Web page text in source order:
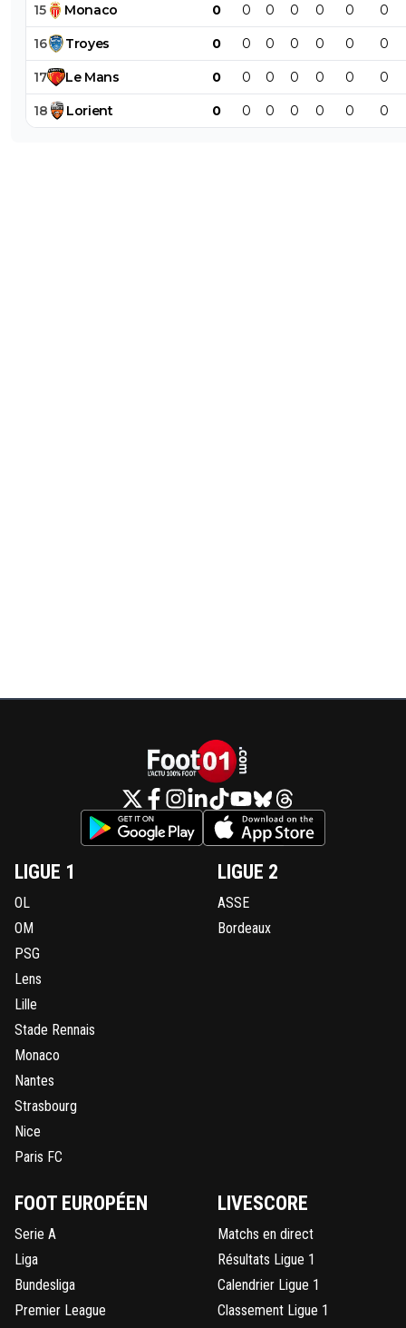
15 Monaco 0 0 0 0 0 0 0
16 Troyes 0 0 0 0 0 0 0
17 Le Mans 0 0 0 0 0 0 0
18 Lorient 0 0 0 0 0 0 0
LIGUE 1
OL
OM
PSG
Lens
Lille
Stade Rennais
Monaco
Nantes
Strasbourg
Nice
Paris FC
LIGUE 2
ASSE
Bordeaux
FOOT EUROPÉEN
Serie A
Liga
Bundesliga
Premier League
LIVESCORE
Matchs en direct
Résultats Ligue 1
Calendrier Ligue 1
Classement Ligue 1